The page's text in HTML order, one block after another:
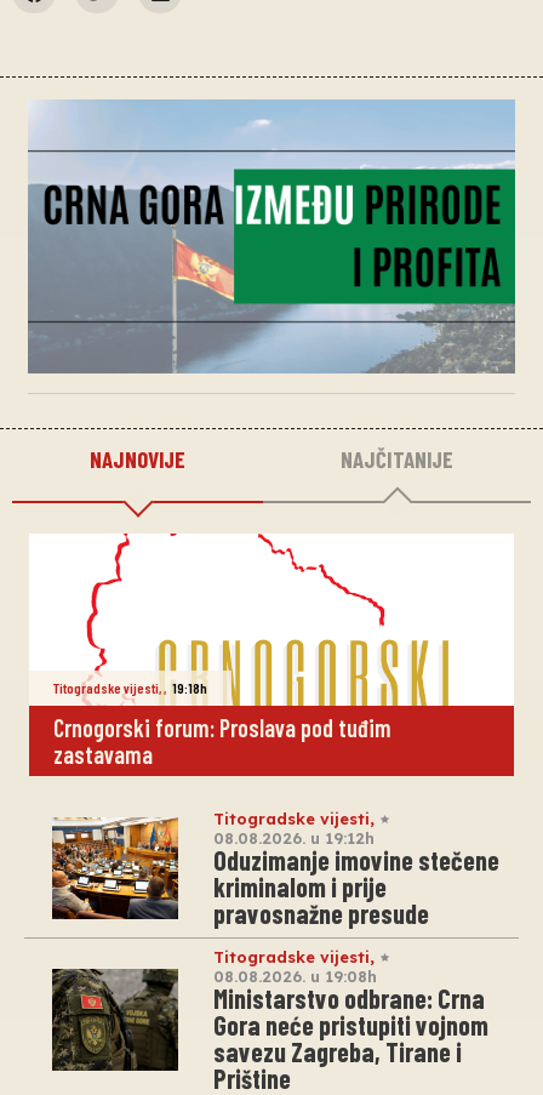
NAJNOVIJE NAJČITANIJE
Titogradske vijesti 19:18h
Crnogorski forum: Proslava pod tuđim
zastavama
Titogradske vijesti,
08.08.2026. u 19:12h
Oduzimanje imovine stečene
kriminalom i prije
pravosnažne presude
Titogradske vijesti,
08.08.2026. u 19:08h
Ministarstvo odbrane: Crna
Gora neće pristupiti vojnom
savezu Zagreba, Tirane i
Prištine